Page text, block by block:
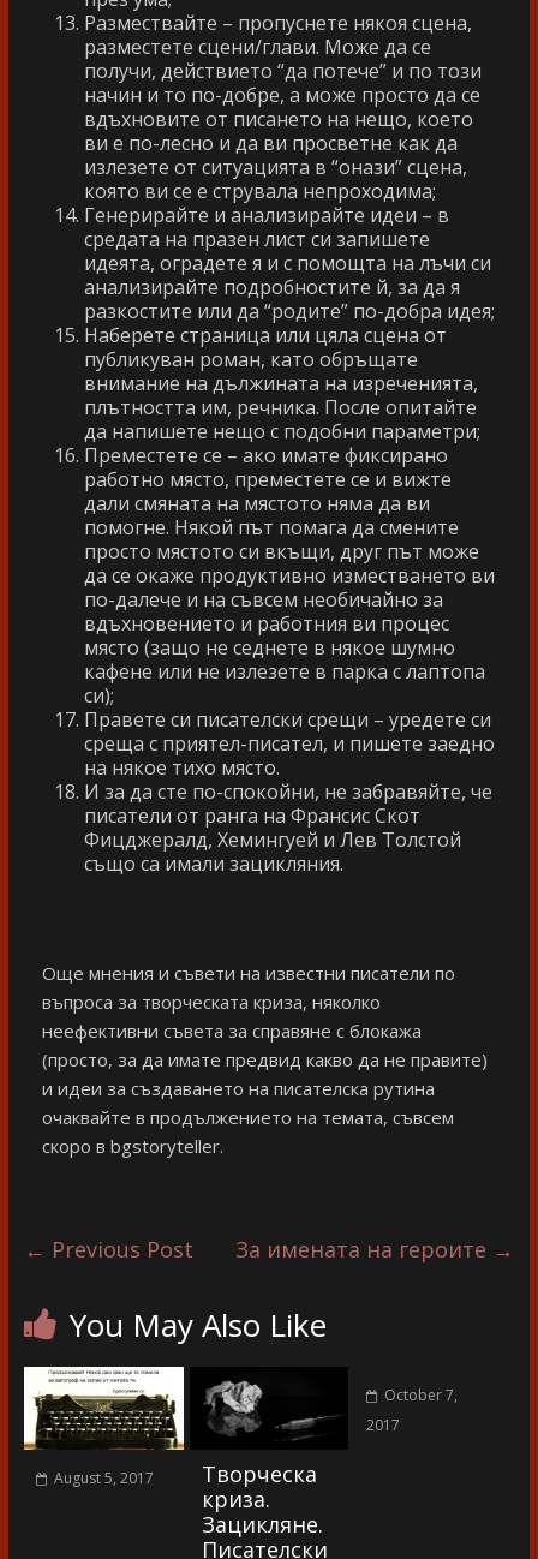
Размествайте – пропуснете някоя сцена,
разместете сцени/глави. Може да се
получи, действието “да потече” и по този
начин и то по-добре, а може просто да се
вдъхновите от писането на нещо, което
ви е по-лесно и да ви просветне как да
излезете от ситуацията в “онази” сцена,
която ви се е струвала непроходима;
Генерирайте и анализирайте идеи – в
средата на празен лист си запишете
идеята, оградете я и с помощта на лъчи си
анализирайте подробностите й, за да я
разкостите или да “родите” по-добра идея;
Наберете страница или цяла сцена от
публикуван роман, като обръщате
внимание на дължината на изреченията,
плътността им, речника. После опитайте
да напишете нещо с подобни параметри;
Преместете се – ако имате фиксирано
работно място, преместете се и вижте
дали смяната на мястото няма да ви
помогне. Някой път помага да смените
просто мястото си вкъщи, друг път може
да се окаже продуктивно изместването ви
по-далече и на съвсем необичайно за
вдъхновението и работния ви процес
място (защо не седнете в някое шумно
кафене или не излезете в парка с лаптопа
си);
Правете си писателски срещи – уредете си
среща с приятел-писател, и пишете заедно
на някое тихо място.
И за да сте по-спокойни, не забравяйте, че
писатели от ранга на Франсис Скот
Фицджералд, Хемингуей и Лев Толстой
също са имали зацикляния.
Още мнения и съвети на известни писатели по
въпроса за творческата криза, няколко
неефективни съвета за справяне с блокажа
(просто, за да имате предвид какво да не правите)
и идеи за създаването на писателска рутина
очаквайте в продължението на темата, съвсем
скоро в bgstoryteller.
← Previous Post За имената на героите →
You May Also Like
August 5, 2017
Творческа
криза.
Зацикляне.
Писателски
October 7,
2017